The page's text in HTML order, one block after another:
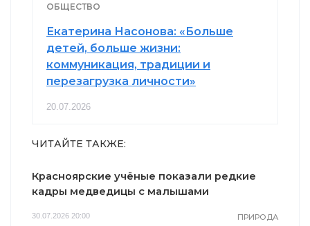
ОБЩЕСТВО
Екатерина Насонова: «Больше
детей, больше жизни:
коммуникация, традиции и
перезагрузка личности»
20.07.2026
ЧИТАЙТЕ ТАКЖЕ:
Красноярские учёные показали редкие
кадры медведицы с малышами
30.07.2026 20:00 ПРИРОДА